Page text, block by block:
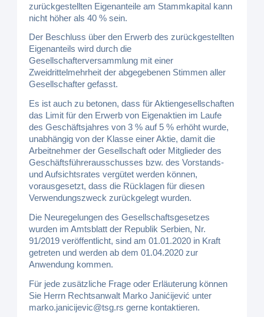
zurückgestellten Eigenanteile am Stammkapital kann
nicht höher als 40 % sein.
Der Beschluss über den Erwerb des zurückgestellten
Eigenanteils wird durch die
Gesellschafterversammlung mit einer
Zweidrittelmehrheit der abgegebenen Stimmen aller
Gesellschafter gefasst.
Es ist auch zu betonen, dass für Aktiengesellschaften
das Limit für den Erwerb von Eigenaktien im Laufe
des Geschäftsjahres von 3 % auf 5 % erhöht wurde,
unabhängig von der Klasse einer Aktie, damit die
Arbeitnehmer der Gesellschaft oder Mitglieder des
Geschäftsführerausschusses bzw. des Vorstands-
und Aufsichtsrates vergütet werden können,
vorausgesetzt, dass die Rücklagen für diesen
Verwendungszweck zurückgelegt wurden.
Die Neuregelungen des Gesellschaftsgesetzes
wurden im Amtsblatt der Republik Serbien, Nr.
91/2019 veröffentlicht, sind am 01.01.2020 in Kraft
getreten und werden ab dem 01.04.2020 zur
Anwendung kommen.
Für jede zusätzliche Frage oder Erläuterung können
Sie Herrn Rechtsanwalt Marko Janićijević unter
marko.janicijevic@tsg.rs gerne kontaktieren.